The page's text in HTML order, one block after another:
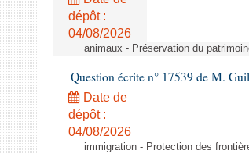
dépôt :
04/08/2026
animaux - Préservation du
Question écrite n° 17539 de M.
Date de
dépôt :
04/08/2026
immigration - Protection des